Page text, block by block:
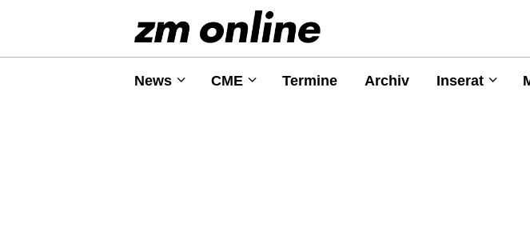
News CME Termine Archiv Inserat